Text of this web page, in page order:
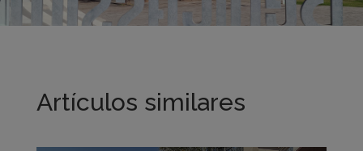
Artículos similares